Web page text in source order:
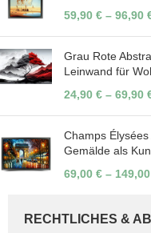
59,90 € – 96,90
Grau Rote
Leinwand für
24,90 € – 69,90
Champs
Gemälde als
69,00 € – 149,00
RECHTLICHES &